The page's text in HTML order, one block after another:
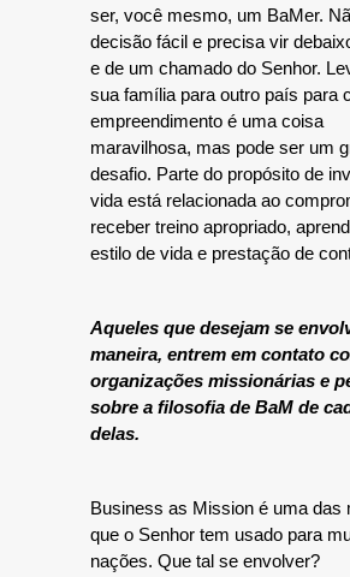
ser, você mesmo, um BaMer.
decisão fácil e precisa vir
e de um chamado do Senhor.
sua família para outro país para
empreendimento é uma coisa
maravilhosa, mas pode ser um
desafio. Parte do propósito de
vida está relacionada ao
receber treino apropriado,
estilo de vida e prestação de
Aqueles que desejam se
maneira, entrem em contato
organizações missionárias e
sobre a filosofia de BaM de
delas.
Business as Mission é uma das
que o Senhor tem usado para
nações. Que tal se envolver?